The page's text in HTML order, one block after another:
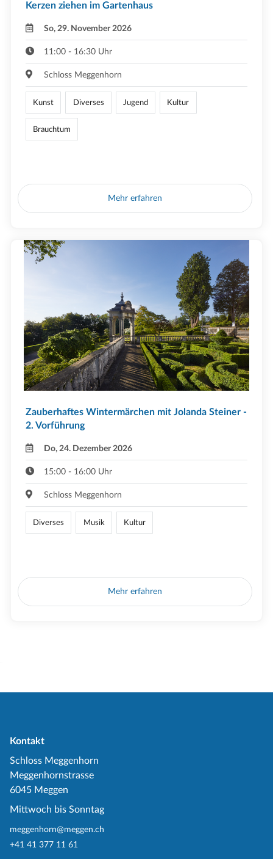
Kerzen ziehen im Gartenhaus
So, 29. November 2026
11:00 - 16:30 Uhr
Schloss Meggenhorn
Kunst Diverses Jugend Kultur
Brauchtum
Mehr erfahren
Zauberhaftes Wintermärchen mit Jolanda Steiner -
2. Vorführung
Do, 24. Dezember 2026
15:00 - 16:00 Uhr
Schloss Meggenhorn
Diverses Musik Kultur
Mehr erfahren
Kontakt
Schloss Meggenhorn
Meggenhornstrasse
6045 Meggen
Mittwoch bis Sonntag
meggenhorn@meggen.ch
+41 41 377 11 61